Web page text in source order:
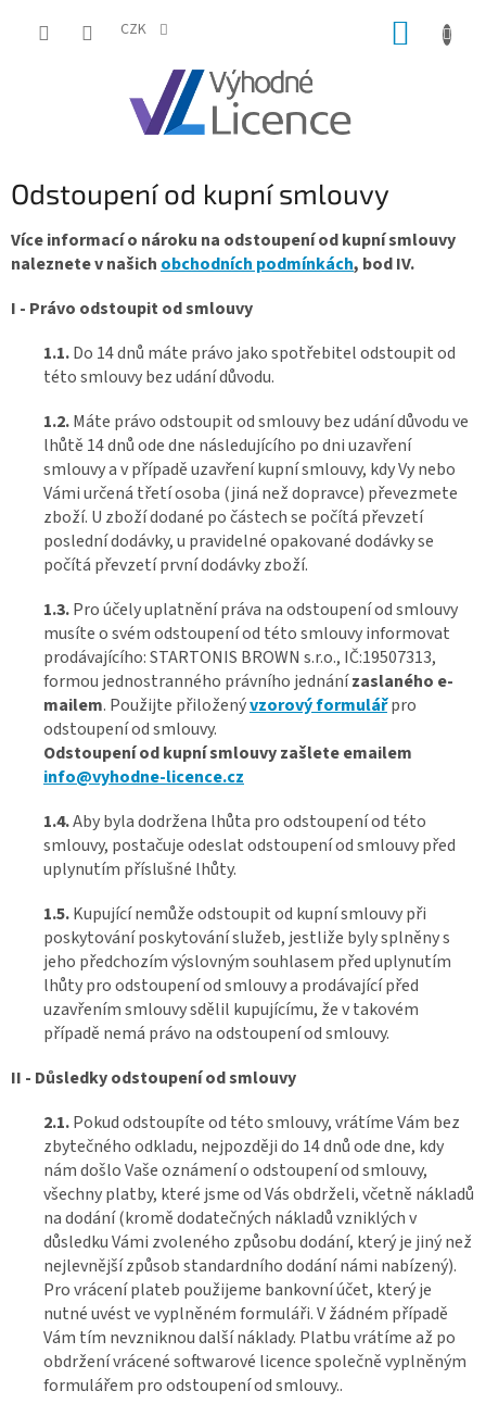
CZK
Odstoupení od kupní smlouvy
Více informací o nároku na odstoupení od kupní smlouvy
naleznete v našich obchodních podmínkách, bod IV.
I - Právo odstoupit od smlouvy
1.1.Do 14 dnů máte právo jako spotřebitel odstoupit od
této smlouvy bez udání důvodu.
1.2.Máte právo odstoupit od smlouvy bez udání důvodu ve
lhůtě 14 dnů ode dne následujícího po dni uzavření
smlouvy a v případě uzavření kupní smlouvy, kdy Vy nebo
Vámi určená třetí osoba (jiná než dopravce) převezmete
zboží. U zboží dodané po částech se počítá převzetí
poslední dodávky, u pravidelné opakované dodávky se
počítá převzetí první dodávky zboží.
1.3.Pro účely uplatnění práva na odstoupení od smlouvy
musíte o svém odstoupení od této smlouvy informovat
prodávajícího: STARTONIS BROWN s.r.o., IČ:19507313,
formou jednostranného právního jednánízaslaného e-
mailem. Použijte přiloženývzorový formulářpro
odstoupení od smlouvy.
Odstoupení od kupní smlouvy zašlete emailem
info@vyhodne-licence.cz
1.4.Aby byla dodržena lhůta pro odstoupení od této
smlouvy, postačuje odeslat odstoupení od smlouvy před
uplynutím příslušné lhůty.
1.5.Kupující nemůže odstoupit od kupní smlouvy při
poskytování poskytování služeb, jestliže byly splněny s
jeho předchozím výslovným souhlasem před uplynutím
lhůty pro odstoupení od smlouvy a prodávající před
uzavřením smlouvy sdělil kupujícímu, že v takovém
případě nemá právo na odstoupení od smlouvy.
II - Důsledky odstoupení od smlouvy
2.1.Pokud odstoupíte od této smlouvy, vrátíme Vám bez
zbytečného odkladu, nejpozději do 14 dnů ode dne, kdy
nám došlo Vaše oznámení o odstoupení od smlouvy,
všechny platby, které jsme od Vás obdrželi, včetně nákladů
na dodání (kromě dodatečných nákladů vzniklých v
důsledku Vámi zvoleného způsobu dodání, který je jiný než
nejlevnější způsob standardního dodání námi nabízený).
Pro vrácení plateb použijeme bankovní účet, který je
nutné uvést ve vyplněném formuláři. V žádném případě
Vám tím nevzniknou další náklady. Platbu vrátíme až po
obdržení vrácené softwarové licence společně vyplněným
formulářem pro odstoupení od smlouvy..